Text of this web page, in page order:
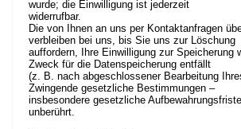
wurde; die Einwilligung ist jederzeit
widerrufbar.
Die von Ihnen an uns per Kontaktanfragen
verbleiben bei uns, bis Sie uns zur Löschung
auffordern, Ihre Einwilligung zur Speicherung
Zweck für die Datenspeicherung entfällt
(z. B. nach abgeschlossener Bearbeitung
Zwingende gesetzliche Bestimmungen –
insbesondere gesetzliche
unberührt.